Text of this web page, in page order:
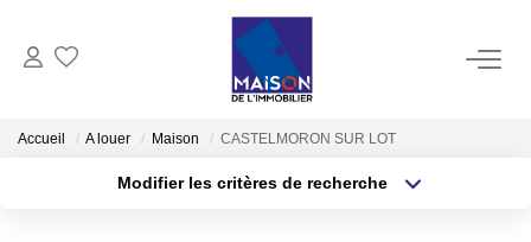
LOCATION
Accueil A louer Maison CASTELMORON SUR LOT
Modifier les critères de recherche